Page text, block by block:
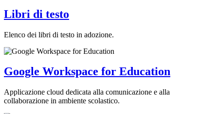
Libri di testo
Elenco dei libri di testo in adozione.
Google Workspace for Education
Applicazione cloud dedicata alla comunicazione e alla
collaborazione in ambiente scolastico.